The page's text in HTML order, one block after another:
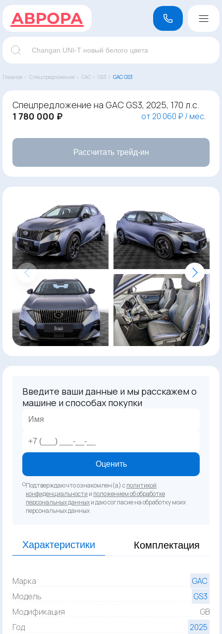
Главная › Спецпредложения › GAC › GS3 › GAC GS3
Спецпредложение на GAC GS3, 2025, 170 л.с.
1 780 000 ₽
от 20 060 ₽ / мес.
Рассчитать трейд-ин
Введите ваши данные и мы расскажем о
машине и способах покупки
Оценить
Подтверждаю что ознакомлен(а) сполитикой
конфиденциальности и положением об обработке
персональных данныхи даю согласие на обработку моих
персональных данных
Характеристики Комплектация
Марка
GAC
Модель
GS3
Модификация
GB
Год
2025